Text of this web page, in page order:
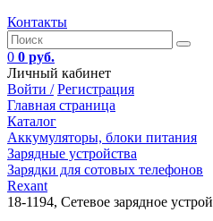
Контакты
0 0 руб.
Личный кабинет
Войти / Регистрация
Главная страница
Каталог
Аккумуляторы, блоки питания
Зарядные устройства
Зарядки для сотовых телефонов
Rexant
18-1194, Сетевое зарядное